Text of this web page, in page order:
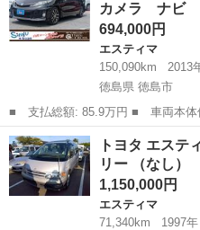
カメラ ナビ
694,000円
エスティマ
150,090km
2013
徳島県 徳島市
■ 支払総額: 85.9万円 ■ 車両本体価格： 694,000 円 ■ メーカー
名： トヨタ ■ 車種名： エステ
ス ＥＴＣ バックカメラ ナビ
側電動スライド...
徳島 徳島市 エスティマ
トヨタ エス
リー （なし）
1,150,000円
エスティマ
71,340km
1997年